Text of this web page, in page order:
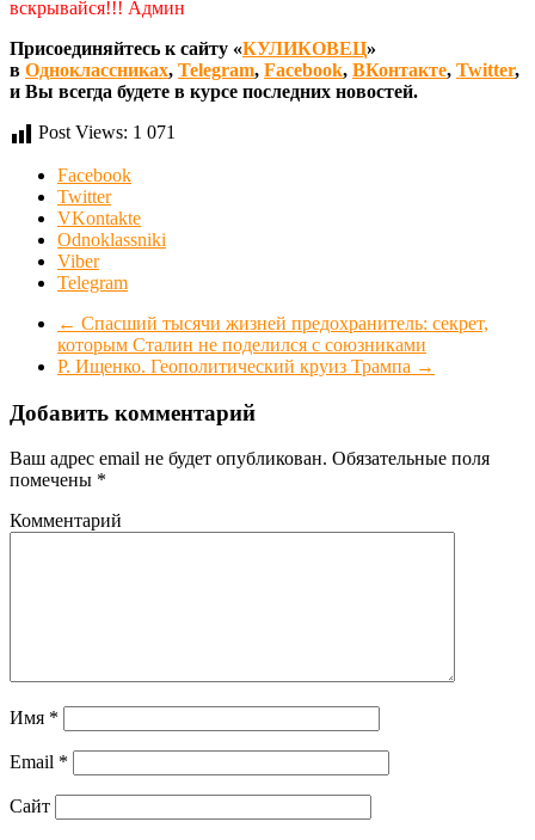
вскрывайся!!! Админ
Присоединяйтесь к сайту «КУЛИКОВЕЦ»
в Одноклассниках, Telegram, Facebook, ВКонтакте, Twitter,
и Вы всегда будете в курсе последних новостей.
Post Views: 1 071
Facebook
Twitter
VKontakte
Odnoklassniki
Viber
Telegram
← Спасший тысячи жизней предохранитель: секрет,
которым Сталин не поделился с союзниками
Р. Ищенко. Геополитический круиз Трампа →
Добавить комментарий
Ваш адрес email не будет опубликован. Обязательные поля
помечены *
Комментарий
Имя *
Email *
Сайт